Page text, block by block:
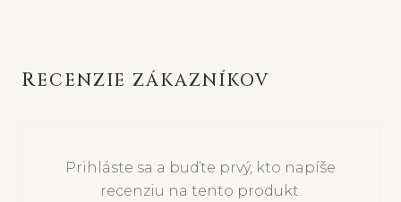
RECENZIE ZÁKAZNÍKOV
Prihláste sa a buďte prvý, kto napíše
recenziu na tento produkt.